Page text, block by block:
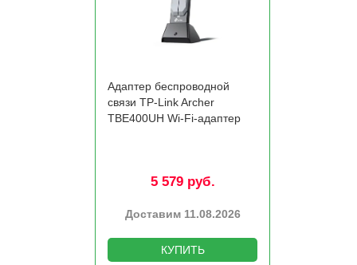
Адаптер беспроводной
связи TP-Link Archer
TBE400UH Wi-Fi-адаптер
5 579 руб.
Доставим 11.08.2026
КУПИТЬ